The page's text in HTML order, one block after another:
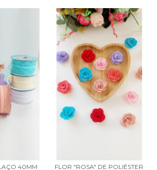
40MM FLOR "ROSA" DE POLIÉSTER